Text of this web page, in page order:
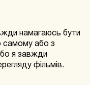
намагаюсь бути
самому або з
я завжди
фільмів.